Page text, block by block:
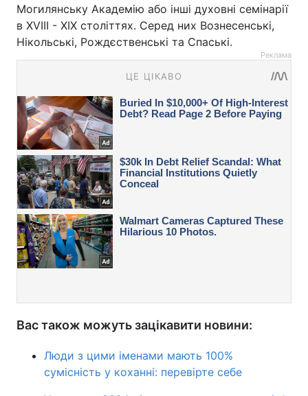
Могилянську Академію або інші духовні семінарії
в XVIII - XIX століттях. Серед них Вознесенські,
Нікольські, Рождєственські та Спаські.
Реклама
Вас також можуть зацікавити новини:
Люди з цими іменами мають 100%
сумісність у коханні: перевірте себе